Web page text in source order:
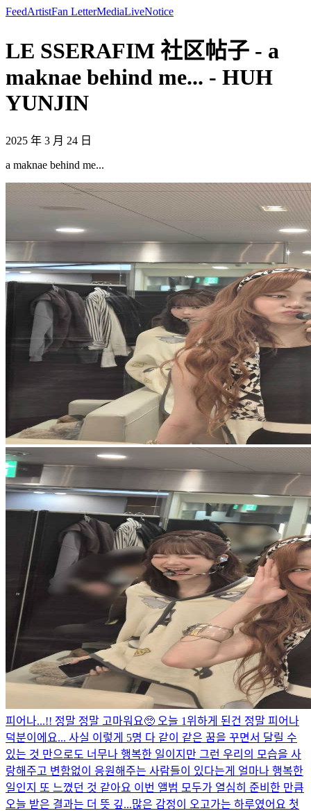
FeedArtistFan LetterMediaLiveNotice
LE SSERAFIM 社区帖子 - a
maknae behind me... - HUH
YUNJIN
2025 年 3 月 24 日
a maknae behind me...
피어나...!! 정말 정말 고마워요🥺 오늘 1위하게 된건 정말 피어나
덕분이에요... 사실 이렇게 5명 다 같이 같은 꿈을 꾸면서 달릴 수
있는 것 만으로도 너무나 행복한 일이지만 그런 우리의 모습을 사
랑해주고 변함없이 응원해주는 사람들이 있다는게 얼마나 행복한
일인지 또 느꼈던 것 같아요 이번 앨범 모두가 열심히 준비한 만큼
오늘 받은 결과는 더 뜻 깊...많은 감정이 오고가는 하루였어요 첫